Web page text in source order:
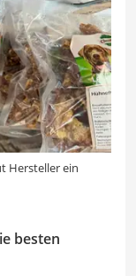
Hersteller ein
besten